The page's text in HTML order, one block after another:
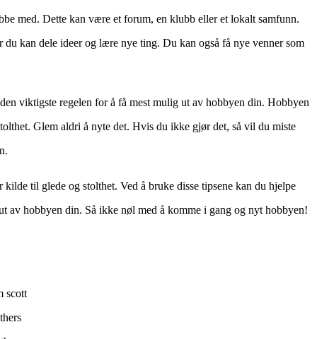
med. Dette kan være et forum, en klubb eller et lokalt samfunn.
du kan dele ideer og lære nye ting. Du kan også få nye venner som
viktigste regelen for å få mest mulig ut av hobbyen din. Hobbyen
Glem aldri å nyte det. Hvis du ikke gjør det, så vil du miste
til glede og stolthet. Ved å bruke disse tipsene kan du hjelpe
av hobbyen din. Så ikke nøl med å komme i gang og nyt hobbyen!
scott